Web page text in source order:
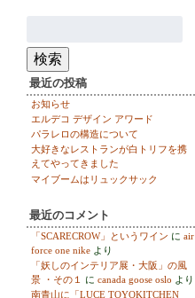
索:
検索
最近の投稿
お知らせ
エルデコ デザイン アワード
パラレロの構造について
大好きなレストランが白トリフを携
えてやってきました
マイブームはリュックサック
最近のコメント
「SCARECROW」というワイン に air
force one nike より
「妖しのインテリア展・大阪」の風
景 ・その１
に canada goose oslo より
南青山に「LUCE TOYOKITCHEN